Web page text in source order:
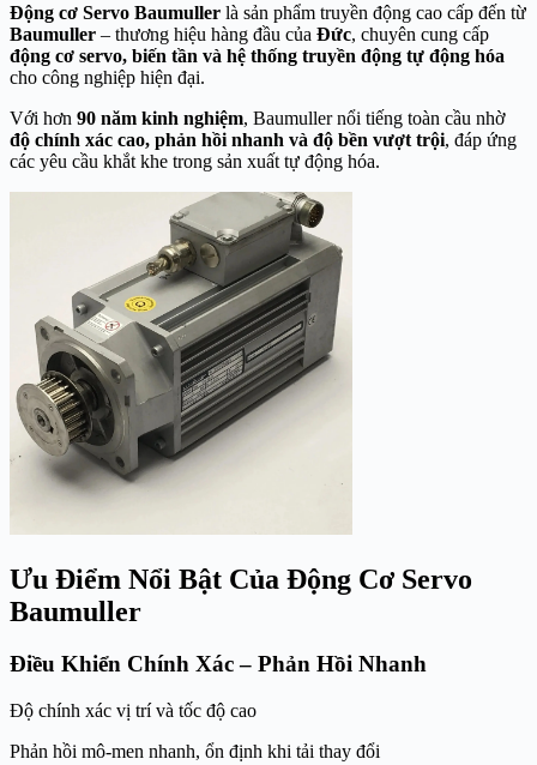
Động cơ Servo Baumuller là sản phẩm truyền động cao cấp đến từ
Baumuller – thương hiệu hàng đầu của Đức, chuyên cung cấp
động cơ servo, biến tần và hệ thống truyền động tự động hóa
cho công nghiệp hiện đại.
Với hơn 90 năm kinh nghiệm, Baumuller nổi tiếng toàn cầu nhờ
độ chính xác cao, phản hồi nhanh và độ bền vượt trội, đáp ứng
các yêu cầu khắt khe trong sản xuất tự động hóa.
Ưu Điểm Nổi Bật Của Động Cơ Servo
Baumuller
Điều Khiển Chính Xác – Phản Hồi Nhanh
Độ chính xác vị trí và tốc độ cao
Phản hồi mô-men nhanh, ổn định khi tải thay đổi